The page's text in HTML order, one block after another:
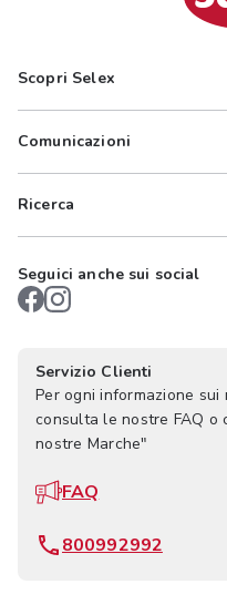
Scopri Selex
Comunicazioni
Ricerca
Seguici anche sui social
Servizio Clienti
Per ogni informazione
consulta le nostre FAQ o
nostre Marche"
FAQ
800992992